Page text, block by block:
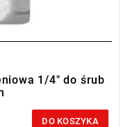
1/4" do śrub
DO KOSZYKA